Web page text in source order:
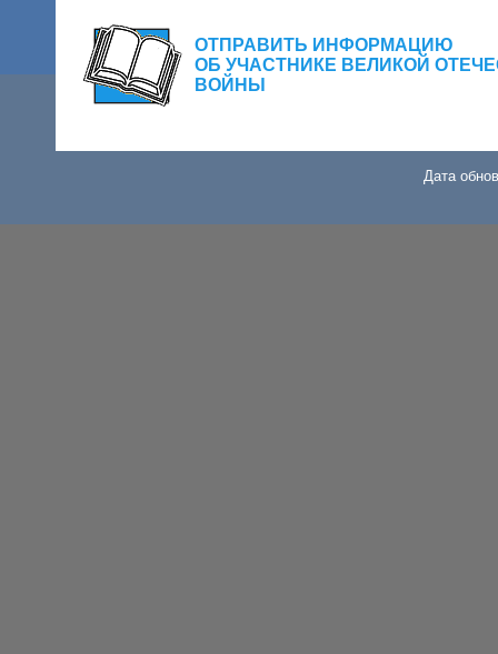
ОТПРАВИТЬ ИНФОРМАЦИЮ
ОБ УЧАСТНИКЕ ВЕЛИКОЙ
ВОЙНЫ
Дата